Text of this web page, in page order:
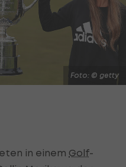
Foto: © getty
in einem Golf-